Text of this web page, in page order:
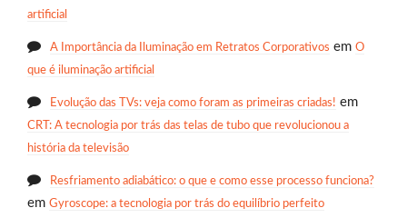
artificial
A Importância da Iluminação em Retratos Corporativos em O
que é iluminação artificial
Evolução das TVs: veja como foram as primeiras criadas! em
CRT: A tecnologia por trás das telas de tubo que revolucionou a
história da televisão
Resfriamento adiabático: o que e como esse processo funciona?
em Gyroscope: a tecnologia por trás do equilíbrio perfeito